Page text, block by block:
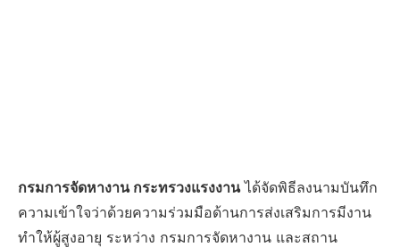
กรมการจัดหางาน กระทรวงแรงงานได้จัดพิธีลงนามบันทึก
ความเข้าใจว่าด้วยความร่วมมือด้านการส่งเสริมการมีงาน
ทำให้ผู้สูงอายุ ระหว่าง กรมการจัดหางาน และสถาน